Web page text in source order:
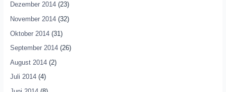
Dezember 2014(23)
November 2014(32)
Oktober 2014(31)
September 2014(26)
August 2014(2)
Juli 2014(4)